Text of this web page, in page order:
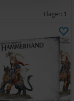
I lager: 1